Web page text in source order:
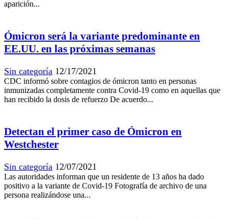
aparición...
Ómicron será la variante predominante en
EE.UU. en las próximas semanas
Sin categoría 12/17/2021
CDC informó sobre contagios de ómicron tanto en personas
inmunizadas completamente contra Covid-19 como en aquellas que
han recibido la dosis de refuerzo De acuerdo...
Detectan el primer caso de Ómicron en
Westchester
Sin categoría 12/07/2021
Las autoridades informan que un residente de 13 años ha dado
positivo a la variante de Covid-19 Fotografía de archivo de una
persona realizándose una...